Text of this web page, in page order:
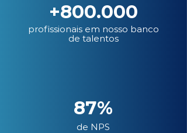
+800.000
profissionais em nosso banco
de talentos
87%
de NPS